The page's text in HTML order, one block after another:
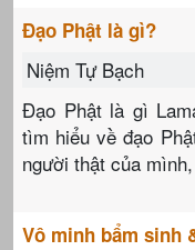
Đạo Phật là gì?
Niệm Tự Bạch
Đạo Phật là gì
tìm hiểu về đạo
người thật của
Vô minh bẩm sinh